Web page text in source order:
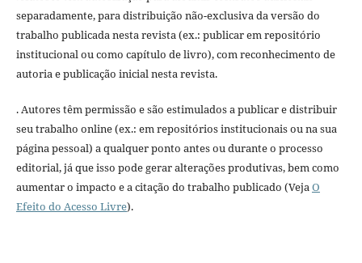
separadamente, para distribuição não-exclusiva da versão do
trabalho publicada nesta revista (ex.: publicar em repositório
institucional ou como capítulo de livro), com reconhecimento de
autoria e publicação inicial nesta revista.
. Autores têm permissão e são estimulados a publicar e distribuir
seu trabalho online (ex.: em repositórios institucionais ou na sua
página pessoal) a qualquer ponto antes ou durante o processo
editorial, já que isso pode gerar alterações produtivas, bem como
aumentar o impacto e a citação do trabalho publicado (Veja O
Efeito do Acesso Livre).